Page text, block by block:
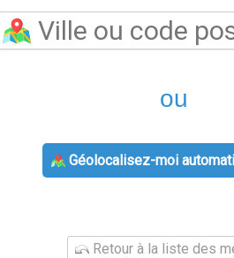
ou
Géolocalisez-moi
Retour à la liste des